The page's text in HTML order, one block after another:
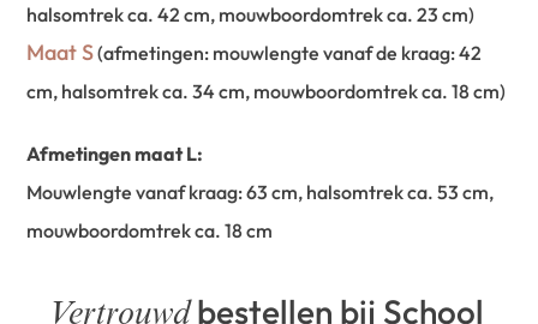
halsomtrek ca. 42 cm, mouwboordomtrek ca. 23 cm)
Maat S(afmetingen: mouwlengte vanaf de kraag: 42
cm, halsomtrek ca. 34 cm, mouwboordomtrek ca. 18 cm)
Afmetingen maat L:
Mouwlengte vanaf kraag: 63 cm, halsomtrek ca. 53 cm,
mouwboordomtrek ca. 18 cm
Vertrouwdbestellen bij School